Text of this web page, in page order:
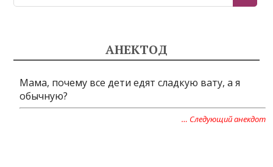
АНЕКТОД
Мама, почему все дети едят сладкую вату, а я
обычную?
… Следующий анекдот